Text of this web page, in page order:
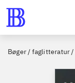
Bøger / faglitteratur